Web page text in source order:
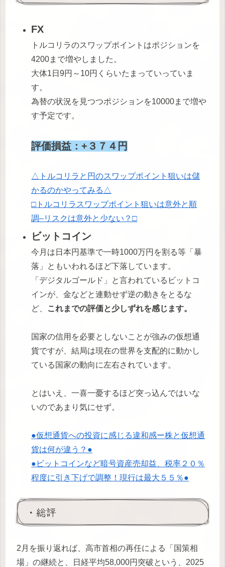
FX
トルコリラのスワップポイントはポジションを
4200まで増やしました。
大体1日9円～10円くらいたまっていっていま
す。
為替の状況を見つつポジションを10000まで増や
す予定です。
評価損益：+３７４円
△トルコリラと円のスワップポイント狙いは儲
かるのかやってみる△
□トルコリラスワップポイント狙いは意外と順
調–リスクは意外と少ない？□
ビットコイン
今月は日本円基準で一時1000万円を割る等「暴
落」ともいわれるほど下落しています。
「デジタルゴールド」と言われているビットコ
インが、金などと連動せず逆の動きをとるな
ど、
これまでの評価と少しずれを感じます。
国家の信用を必要としないことが強みの仮想通
貨ですが、結局は現在の世界を支配的に動かし
ている国家の動向に左右されています。
とはいえ、一喜一憂するほど突っ込んではいな
いのであまり気にせず。
●仮想通貨への投資に感じる違和感ー株と仮想通
貨は何が違う？●
●ビットコインなど暗号資産売却益、税率２０％
程度に引き下げで調整！現行は最大５５％●
・総評
2月を振り返れば、高市首相の再任による「国策相
場」の継続と、日経平均58,000円突破という、2025